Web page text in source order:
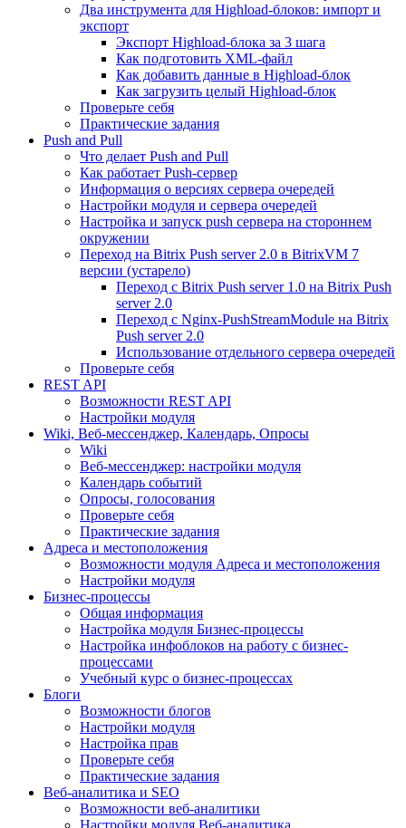
Два инструмента для Highload-блоков: импорт и
экспорт
Экспорт Highload-блока за 3 шага
Как подготовить XML-файл
Как добавить данные в Highload-блок
Как загрузить целый Highload-блок
Проверьте себя
Практические задания
Push and Pull
Что делает Push and Pull
Как работает Push-сервер
Информация о версиях сервера очередей
Настройки модуля и сервера очередей
Настройка и запуск push сервера на стороннем
окружении
Переход на Bitrix Push server 2.0 в BitrixVM 7
версии (устарело)
Переход с Bitrix Push server 1.0 на Bitrix Push
server 2.0
Переход с Nginx-PushStreamModule на Bitrix
Push server 2.0
Использование отдельного сервера очередей
Проверьте себя
REST API
Возможности REST API
Настройки модуля
Wiki, Веб-мессенджер, Календарь, Опросы
Wiki
Веб-мессенджер: настройки модуля
Календарь событий
Опросы, голосования
Проверьте себя
Практические задания
Адреса и местоположения
Возможности модуля Адреса и местоположения
Настройки модуля
Бизнес-процессы
Общая информация
Настройка модуля Бизнес-процессы
Настройка инфоблоков на работу с бизнес-
процессами
Учебный курс о бизнес-процессах
Блоги
Возможности блогов
Настройки модуля
Настройка прав
Проверьте себя
Практические задания
Веб-аналитика и SEO
Возможности веб-аналитики
Настройки модуля Веб-аналитика